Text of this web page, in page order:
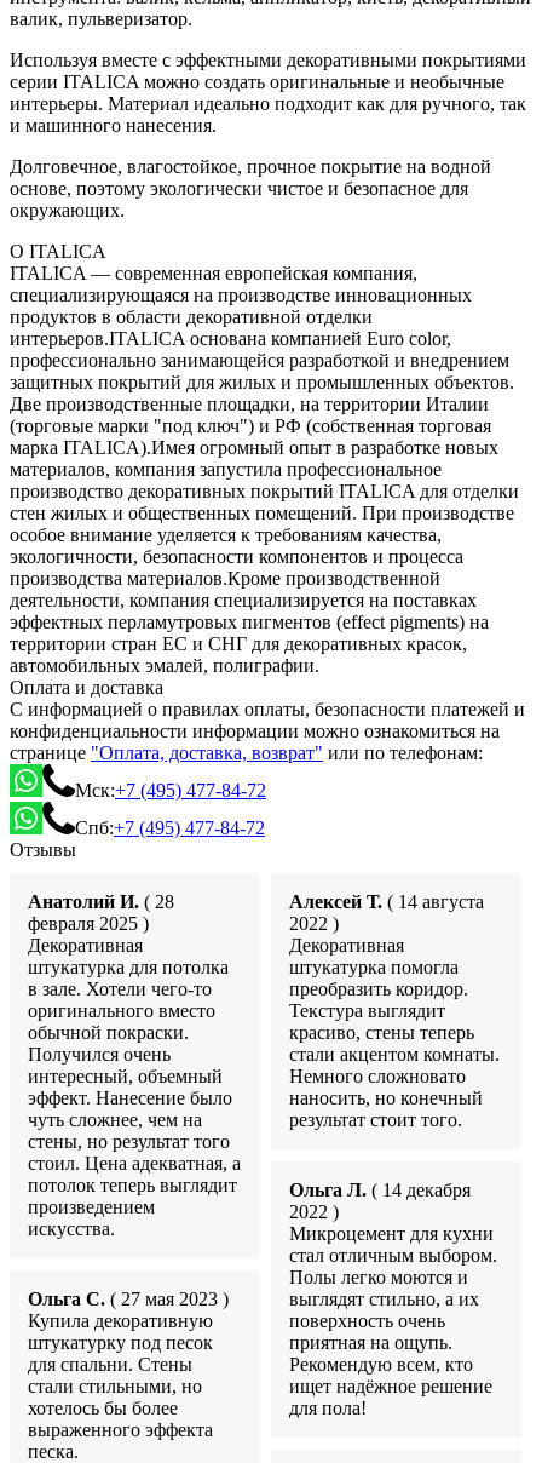
валик, пульверизатор.
Используя вместе с эффектными декоративными покрытиями
серии ITALICA можно создать оригинальные и необычные
интерьеры. Материал идеально подходит как для ручного, так
и машинного нанесения.
Долговечное, влагостойкое, прочное покрытие на водной
основе, поэтому экологически чистое и безопасное для
окружающих.
О ITALICA
ITALICA — современная европейская компания,
специализирующаяся на производстве инновационных
продуктов в области декоративной отделки
интерьеров.ITALICA основана компанией Euro color,
профессионально занимающейся разработкой и внедрением
защитных покрытий для жилых и промышленных объектов.
Две производственные площадки, на территории Италии
(торговые марки "под ключ") и РФ (собственная торговая
марка ITALICA).Имея огромный опыт в разработке новых
материалов, компания запустила профессиональное
производство декоративных покрытий ITALICA для отделки
стен жилых и общественных помещений. При производстве
особое внимание уделяется к требованиям качества,
экологичности, безопасности компонентов и процесса
производства материалов.Кроме производственной
деятельности, компания специализируется на поставках
эффектных перламутровых пигментов (effect pigments) на
территории стран ЕС и СНГ для декоративных красок,
автомобильных эмалей, полиграфии.
Оплата и доставка
С информацией о правилах оплаты, безопасности платежей и
конфиденциальности информации можно ознакомиться на
странице "Оплата, доставка, возврат" или по телефонам:
Мск:+7 (495) 477-84-72
Спб:+7 (495) 477-84-72
Отзывы
Анатолий И. ( 28
февраля 2025 )
Декоративная
штукатурка для потолка
в зале. Хотели чего-то
оригинального вместо
обычной покраски.
Получился очень
интересный, объемный
эффект. Нанесение было
чуть сложнее, чем на
стены, но результат того
стоил. Цена адекватная, а
потолок теперь выглядит
произведением
искусства.
Ольга С. ( 27 мая 2023 )
Купила декоративную
штукатурку под песок
для спальни. Стены
стали стильными, но
хотелось бы более
выраженного эффекта
песка.
Алексей Т. ( 14 августа
2022 )
Декоративная
штукатурка помогла
преобразить коридор.
Текстура выглядит
красиво, стены теперь
стали акцентом комнаты.
Немного сложновато
наносить, но конечный
результат стоит того.
Ольга Л. ( 14 декабря
2022 )
Микроцемент для кухни
стал отличным выбором.
Полы легко моются и
выглядят стильно, а их
поверхность очень
приятная на ощупь.
Рекомендую всем, кто
ищет надёжное решение
для пола!